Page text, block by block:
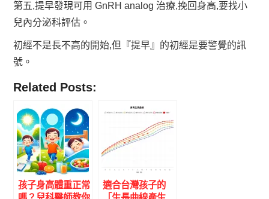
第五,提早發現可用 GnRH analog 治療,挽回身高,要找小
兒內分泌科評估。
初經不是長不高的開始,但『提早』的初經是要警覺的訊
號。
Related Posts:
孩子身高體重正常
適合台灣孩子的